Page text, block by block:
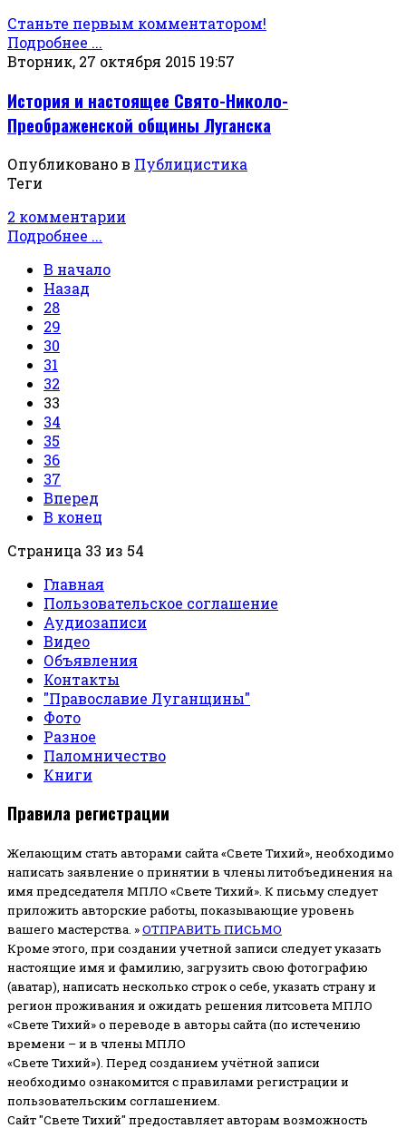
Станьте первым комментатором!
Подробнее ...
Вторник, 27 октября 2015 19:57
История и настоящее Свято-Николо-
Преображенской общины Луганска
Опубликовано в Публицистика
Теги
2 комментарии
Подробнее ...
В начало
Назад
28
29
30
31
32
33
34
35
36
37
Вперед
В конец
Страница 33 из 54
Главная
Пользовательское соглашение
Аудиозаписи
Видео
Объявления
Контакты
"Православие Луганщины"
Фото
Разное
Паломничество
Книги
Правила регистрации
Желающим стать авторами сайта «Свете Тихий», необходимо
написать заявление о принятии в члены литобъединения на
имя председателя МПЛО «Свете Тихий». К письму следует
приложить авторские работы, показывающие уровень
вашего мастерства. »ОТПРАВИТЬ ПИСЬМО
Кроме этого, при создании учетной записи следует указать
настоящие имя и фамилию, загрузить свою фотографию
(аватар), написать несколько строк о себе, указать страну и
регион проживания и ожидать решения литсовета МПЛО
«Свете Тихий» о переводе в авторы сайта (по истечению
времени – и в члены МПЛО
«Свете Тихий»). Перед созданием учётной записи
необходимо ознакомится с правилами регистрации и
пользовательским соглашением.
Сайт "Свете Тихий" предоставляет авторам возможность